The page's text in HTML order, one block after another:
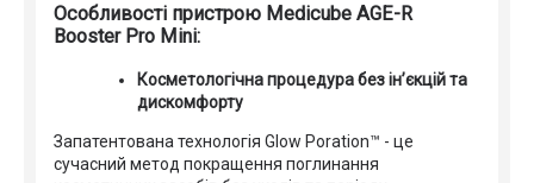
Особливості пристрою Medicube AGE-R
Booster Pro Mini:
Косметологічна процедура без ін’єкцій та
дискомфорту
Запатентована технологія Glow Poration™ - це
сучасний метод покращення поглинання